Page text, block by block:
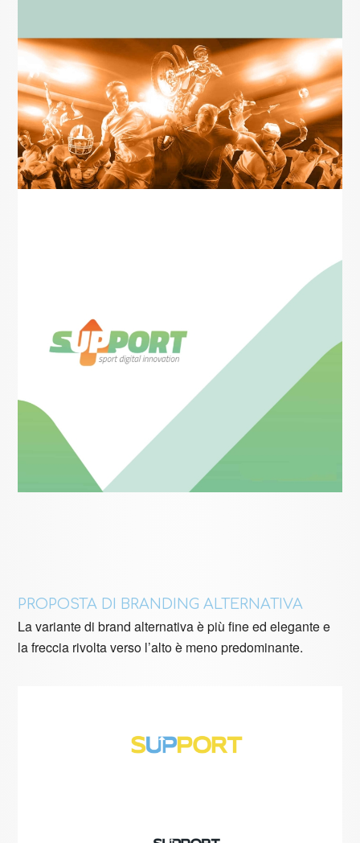
PROPOSTA DI BRANDING ALTERNATIVA
La variante di brand alternativa è più fine ed elegante e
la freccia rivolta verso l’alto è meno predominante.